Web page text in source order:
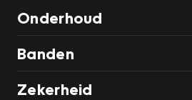
Onderhoud
Banden
Zekerheid